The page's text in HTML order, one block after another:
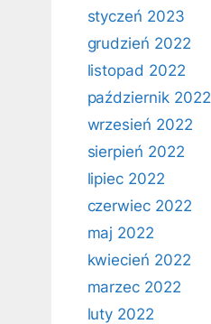
styczeń 2023
grudzień 2022
listopad 2022
październik 2022
wrzesień 2022
sierpień 2022
lipiec 2022
czerwiec 2022
maj 2022
kwiecień 2022
marzec 2022
luty 2022